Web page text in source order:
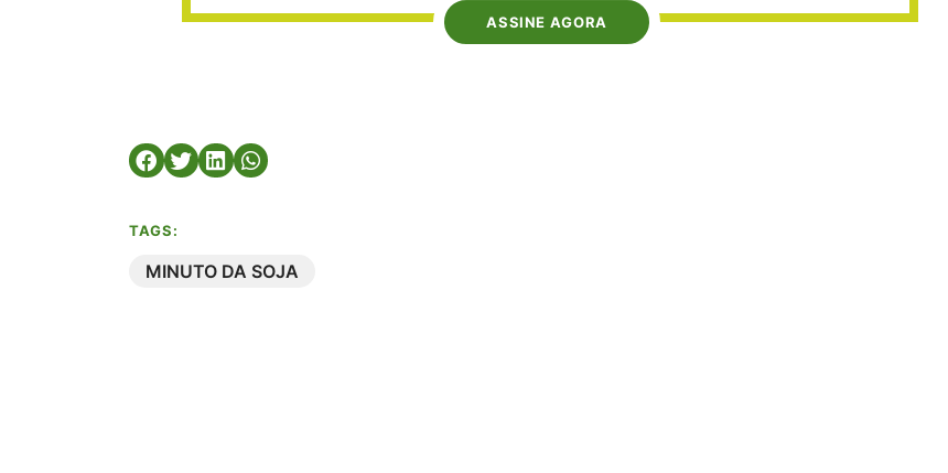
ASSINE AGORA
TAGS:
MINUTO DA SOJA